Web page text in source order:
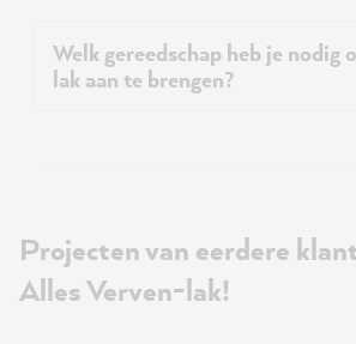
Welk gereedschap heb je nodig
lak aan te brengen?
Projecten van eerdere
Alles Verven-lak!